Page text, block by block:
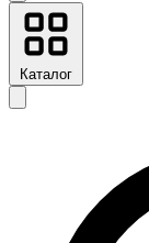
Каталог